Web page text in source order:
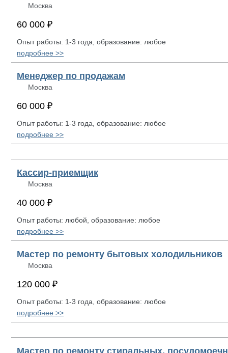
Москва
60 000 ₽
Опыт работы: 1-3 года, образование: любое
подробнее >>
Менеджер по продажам
Москва
60 000 ₽
Опыт работы: 1-3 года, образование: любое
подробнее >>
Кассир-приемщик
Москва
40 000 ₽
Опыт работы: любой, образование: любое
подробнее >>
Мастер по ремонту бытовых холодильников
Москва
120 000 ₽
Опыт работы: 1-3 года, образование: любое
подробнее >>
Мастер по ремонту стиральных,